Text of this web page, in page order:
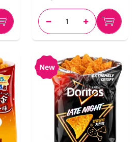
New